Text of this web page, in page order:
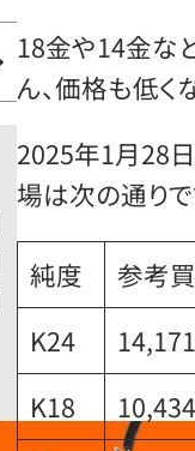
18金や14金な
ん、価格も低く
2025年1月28
場は次の通りで
純度
参考
K24
K18